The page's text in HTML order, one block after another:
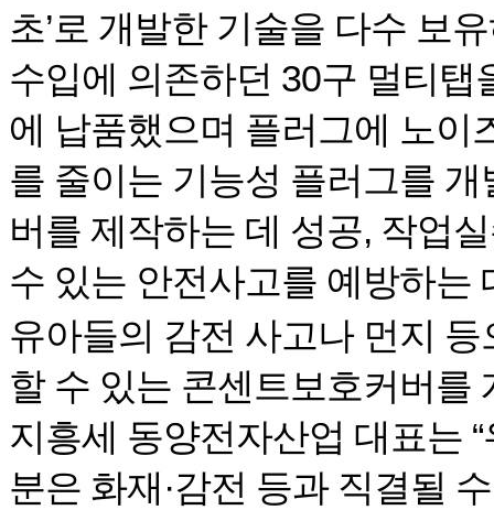
초’로 개발한 기술을 다수 보
수입에 의존하던 30구 멀티
에 납품했으며 플러그에 노이
를 줄이는 기능성 플러그를
버를 제작하는 데 성공, 작업
수 있는 안전사고를 예방하는
유아들의 감전 사고나 먼지
할 수 있는 콘센트보호커버를
지흥세 동양전자산업 대표는
분은 화재·감전 등과 직결될